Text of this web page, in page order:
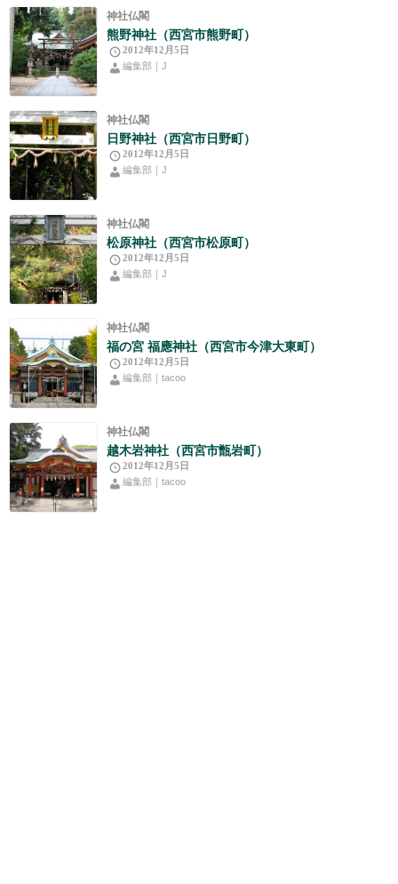
神社仏閣
熊野神社（西宮市熊野町）
2012年12月5日
編集部｜J
神社仏閣
日野神社（西宮市日野町）
2012年12月5日
編集部｜J
神社仏閣
松原神社（西宮市松原町）
2012年12月5日
編集部｜J
神社仏閣
福の宮 福應神社（西宮市今津大東町）
2012年12月5日
編集部｜tacoo
神社仏閣
越木岩神社（西宮市甑岩町）
2012年12月5日
編集部｜tacoo